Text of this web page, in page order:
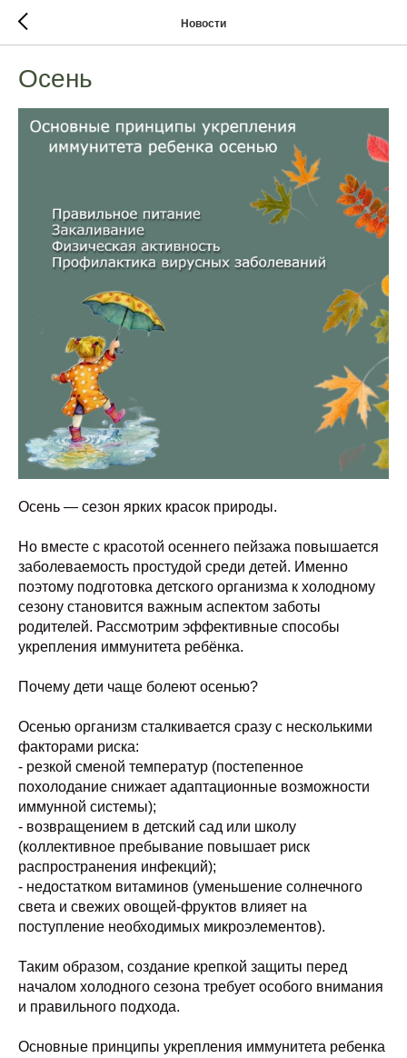
Новости
Осень
Осень — сезон ярких красок природы.
Но вместе с красотой осеннего пейзажа повышается
заболеваемость простудой среди детей. Именно
поэтому подготовка детского организма к холодному
сезону становится важным аспектом заботы
родителей. Рассмотрим эффективные способы
укрепления иммунитета ребёнка.
Почему дети чаще болеют осенью?
Осенью организм сталкивается сразу с несколькими
факторами риска:
- резкой сменой температур (постепенное
похолодание снижает адаптационные возможности
иммунной системы);
- возвращением в детский сад или школу
(коллективное пребывание повышает риск
распространения инфекций);
- недостатком витаминов (уменьшение солнечного
света и свежих овощей-фруктов влияет на
поступление необходимых микроэлементов).
Таким образом, создание крепкой защиты перед
началом холодного сезона требует особого внимания
и правильного подхода.
Основные принципы укрепления иммунитета ребенка